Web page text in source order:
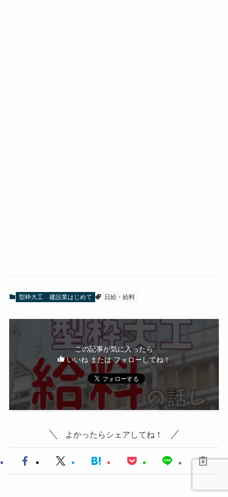
型枠大工 建設業はじめて 日給・給料
この記事が気に入ったら
いいね または フォローしてね！
よかったらシェアしてね！